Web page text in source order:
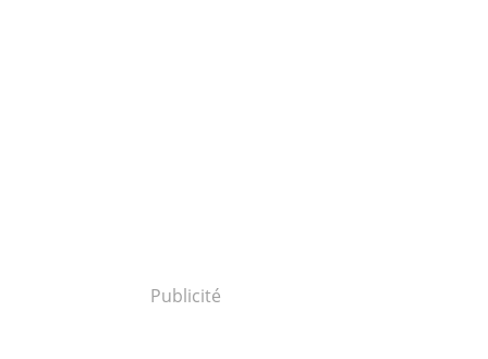
Publicité